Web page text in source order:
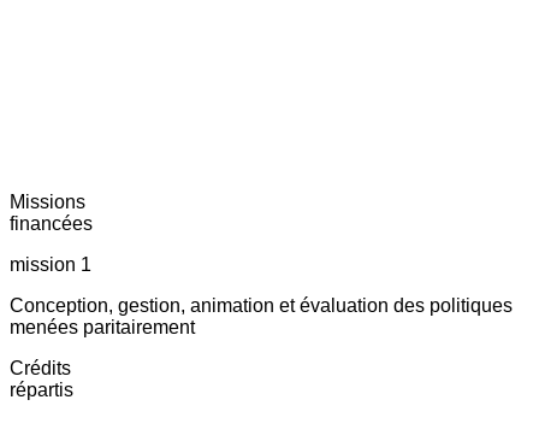
Missions
financées
mission 1
Conception, gestion, animation et évaluation des politiques
menées paritairement
Crédits
répartis